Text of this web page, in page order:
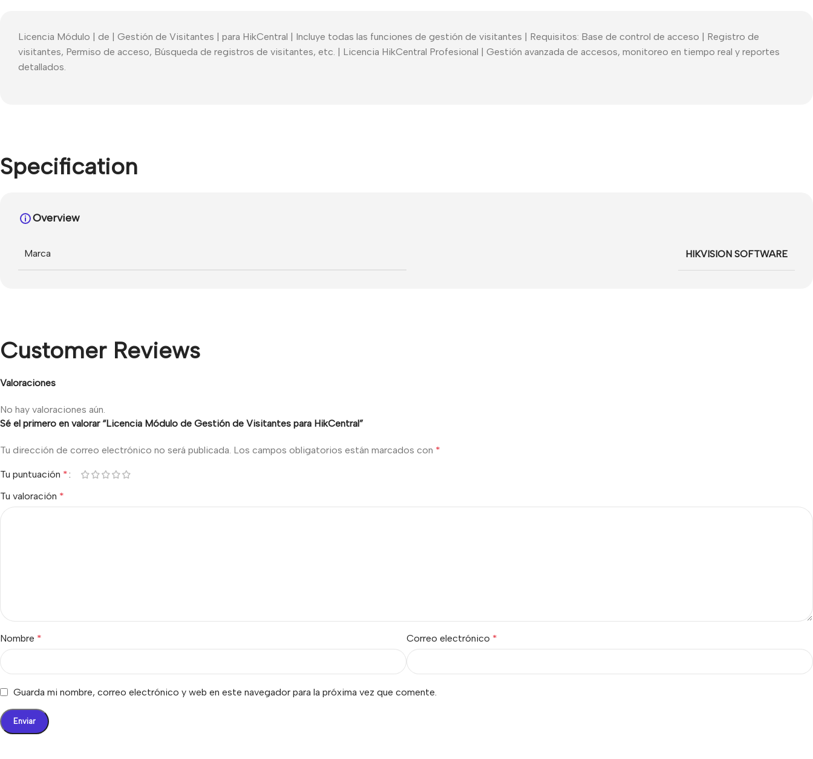
Licencia Módulo | de | Gestión de Visitantes | para HikCentral | Incluye todas las funciones de gestión de visitantes | Requisitos: Base de control de acceso | Registro de
visitantes, Permiso de acceso, Búsqueda de registros de visitantes, etc. | Licencia HikCentral Profesional | Gestión avanzada de accesos, monitoreo en tiempo real y reportes
detallados.
Specification
Overview
Marca HIKVISION SOFTWARE
Customer Reviews
Valoraciones
No hay valoraciones aún.
Sé el primero en valorar “Licencia Módulo de Gestión de Visitantes para HikCentral”
Tu dirección de correo electrónico no será publicada. Los campos obligatorios están marcados con *
Tu puntuación *
Tu valoración *
Nombre * Correo electrónico *
Guarda mi nombre, correo electrónico y web en este navegador para la próxima vez que comente.